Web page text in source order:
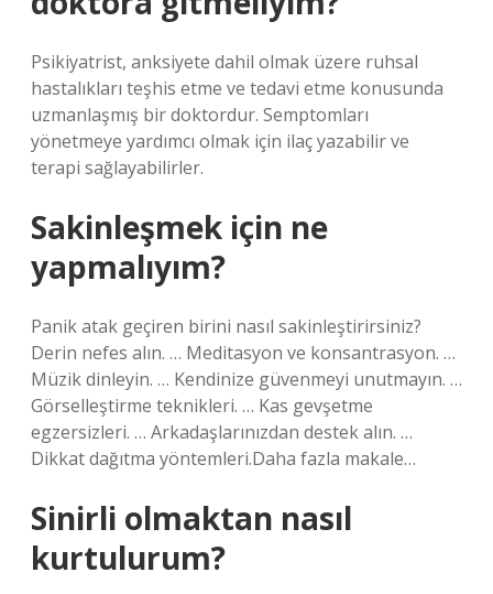
Psikiyatrist, anksiyete dahil olmak üzere ruhsal
hastalıkları teşhis etme ve tedavi etme konusunda
uzmanlaşmış bir doktordur. Semptomları
yönetmeye yardımcı olmak için ilaç yazabilir ve
terapi sağlayabilirler.
Sakinleşmek için ne
yapmalıyım?
Panik atak geçiren birini nasıl sakinleştirirsiniz?
Derin nefes alın. … Meditasyon ve konsantrasyon. …
Müzik dinleyin. … Kendinize güvenmeyi unutmayın. …
Görselleştirme teknikleri. … Kas gevşetme
egzersizleri. … Arkadaşlarınızdan destek alın. …
Dikkat dağıtma yöntemleri.Daha fazla makale…
Sinirli olmaktan nasıl
kurtulurum?